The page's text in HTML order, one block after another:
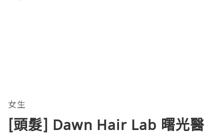
女生
[頭髮] Dawn Hair Lab 曙光醫